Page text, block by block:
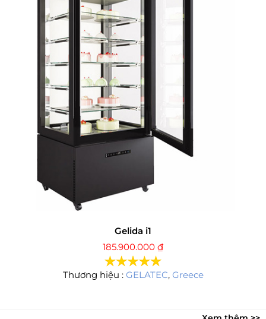
Gelida i1
185.900.000 ₫
Thương hiệu : GELATEC, Greece